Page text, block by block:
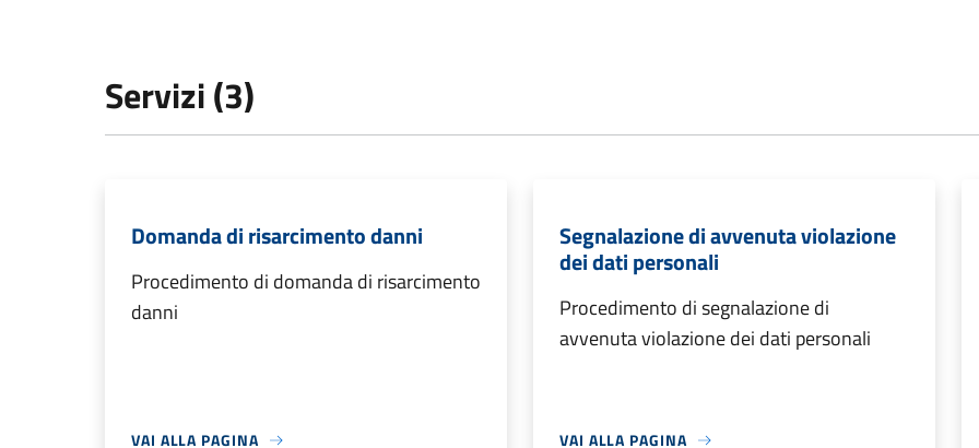
Servizi (3)
Domanda di risarcimento danni
Procedimento di domanda di risarcimento
danni
VAI ALLA PAGINA
Segnalazione di avvenuta violazione
dei dati personali
Procedimento di segnalazione di
avvenuta violazione dei dati personali
VAI ALLA PAGINA